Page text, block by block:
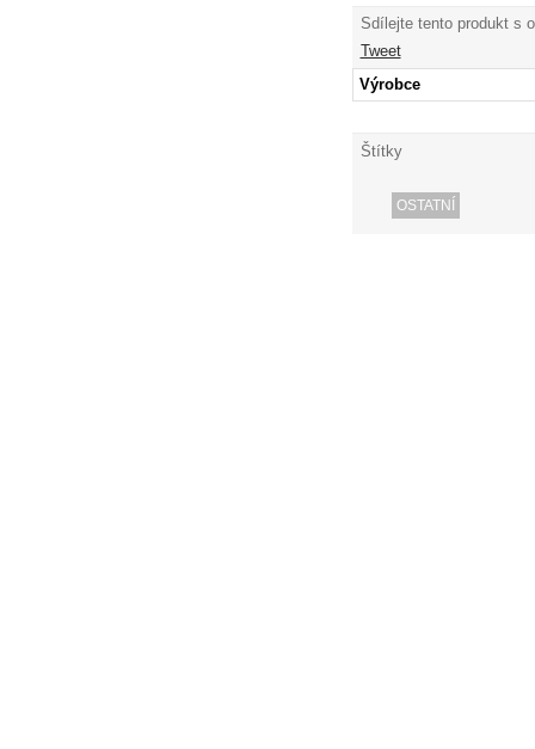
Sdílejte tento produkt s
Tweet
Výrobce
Štítky
OSTATNÍ